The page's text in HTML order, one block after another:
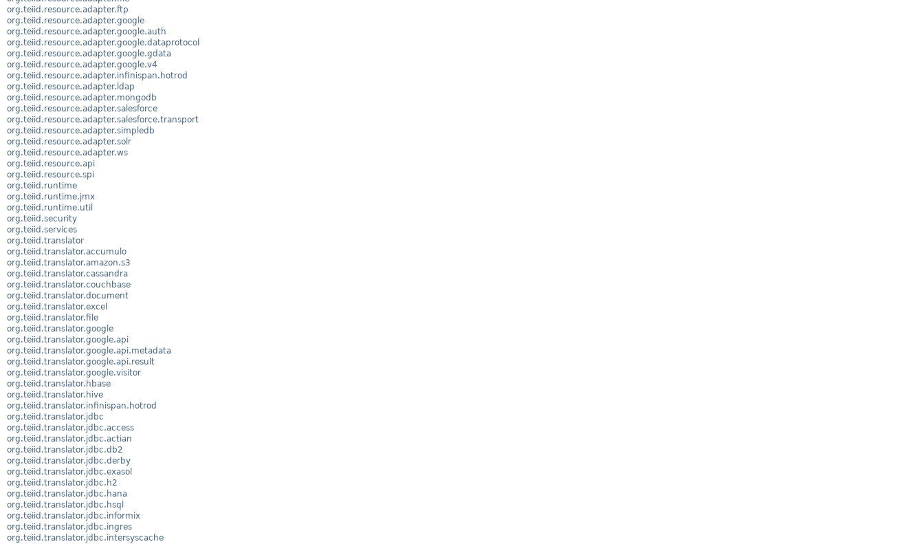
org.teiid.resource.adapter.ftp
org.teiid.resource.adapter.google
org.teiid.resource.adapter.google.auth
org.teiid.resource.adapter.google.dataprotocol
org.teiid.resource.adapter.google.gdata
org.teiid.resource.adapter.google.v4
org.teiid.resource.adapter.infinispan.hotrod
org.teiid.resource.adapter.ldap
org.teiid.resource.adapter.mongodb
org.teiid.resource.adapter.salesforce
org.teiid.resource.adapter.salesforce.transport
org.teiid.resource.adapter.simpledb
org.teiid.resource.adapter.solr
org.teiid.resource.adapter.ws
org.teiid.resource.api
org.teiid.resource.spi
org.teiid.runtime
org.teiid.runtime.jmx
org.teiid.runtime.util
org.teiid.security
org.teiid.services
org.teiid.translator
org.teiid.translator.accumulo
org.teiid.translator.amazon.s3
org.teiid.translator.cassandra
org.teiid.translator.couchbase
org.teiid.translator.document
org.teiid.translator.excel
org.teiid.translator.file
org.teiid.translator.google
org.teiid.translator.google.api
org.teiid.translator.google.api.metadata
org.teiid.translator.google.api.result
org.teiid.translator.google.visitor
org.teiid.translator.hbase
org.teiid.translator.hive
org.teiid.translator.infinispan.hotrod
org.teiid.translator.jdbc
org.teiid.translator.jdbc.access
org.teiid.translator.jdbc.actian
org.teiid.translator.jdbc.db2
org.teiid.translator.jdbc.derby
org.teiid.translator.jdbc.exasol
org.teiid.translator.jdbc.h2
org.teiid.translator.jdbc.hana
org.teiid.translator.jdbc.hsql
org.teiid.translator.jdbc.informix
org.teiid.translator.jdbc.ingres
org.teiid.translator.jdbc.intersyscache